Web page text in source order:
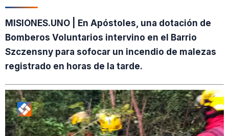
MISIONES.UNO | En Apóstoles, una dotación de
Bomberos Voluntarios intervino en el Barrio
Szczensny para sofocar un incendio de malezas
registrado en horas de la tarde.